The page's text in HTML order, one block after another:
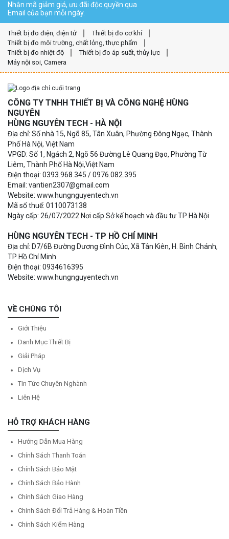
Nhận mã giảm giá, ưu đãi độc quyền qua
Email của bạn mỗi ngày.
Thiết bị đo điện, điện tử
Thiết bị đo cơ khí
Thiết bị đo môi trường, chất lỏng, thực phẩm
Thiết bị đo nhiệt độ
Thiết bị đo áp suất, thủy lực
Máy nội soi, Camera
CÔNG TY TNHH THIẾT BỊ VÀ CÔNG NGHỆ HÙNG
NGUYÊN
HÙNG NGUYÊN TECH - HÀ NỘI
Địa chỉ: Số nhà 15, Ngõ 85, Tân Xuân, Phường Đông Ngạc, Thành
Phố Hà Nội, Việt Nam
VPGD: Số 1, Ngách 2, Ngõ 56 Đường Lê Quang Đạo, Phường Từ
Liêm, Thành Phố Hà Nội,Việt Nam
Điện thoại: 0393.968.345 / 0976.082.395
Email: vantien2307@gmail.com
Website: www.hungnguyentech.vn
Mã số thuế: 0110073138
Ngày cấp: 26/07/2022 Nơi cấp Sở kế hoạch và đầu tư TP Hà Nội
HÙNG NGUYÊN TECH - TP HỒ CHÍ MINH
Địa chỉ: D7/6B Đường Dương Đình Cúc, Xã Tân Kiên, H. Bình Chánh,
TP Hồ Chí Minh
Điện thoại: 0934616395
Website: www.hungnguyentech.vn
VỀ CHÚNG TÔI
Giới Thiệu
Danh Mục Thiết Bị
Giải Pháp
Dịch Vụ
Tin Tức Chuyên Nghành
Liên Hệ
HỖ TRỢ KHÁCH HÀNG
Hướng Dẫn Mua Hàng
Chính Sách Thanh Toán
Chính Sách Bảo Mật
Chính Sách Bảo Hành
Chính Sách Giao Hàng
Chính Sách Đổi Trả Hàng & Hoàn Tiền
Chính Sách Kiểm Hàng